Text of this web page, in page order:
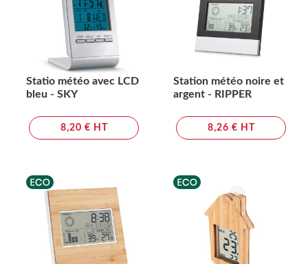
Statio météo avec LCD
bleu - SKY
8,20 € HT
Station météo noire et
argent - RIPPER
8,26 € HT